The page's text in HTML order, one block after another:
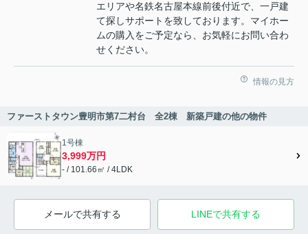
エリアや名鉄名古屋本線前後付近で、一戸建
て探しサポートを致しております。マイホー
ムの購入をご予定なら、お気軽にお問い合わ
せください。
情報の見方
ファーストタウン豊明市第7二村台 全2棟 新築戸建の他の物件
1号棟
3,999万円
- / 101.66㎡ / 4LDK
メールで共有する LINEで共有する